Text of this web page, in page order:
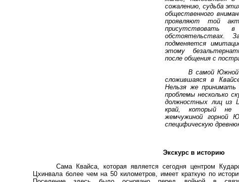
сожалению, судьба
общественного
проявляют той
присутствовать
обстоятельствах.
подменяется
этому
после общения с
В самой Южной
сложившаяся в
Нельзя же принимать
проблемы несколько
должностных лиц из
край, который не
жемчужиной горной
специфическую
Экскурс в историю
Сама Квайса, которая является сегодня центром
Цхинвала более чем на 50 километров, имеет краткую по